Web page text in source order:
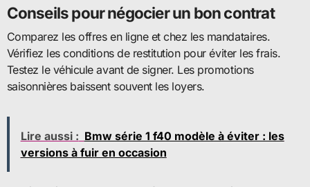
Conseils pour négocier un bon contrat
Comparez les offres en ligne et chez les mandataires.
Vérifiez les conditions de restitution pour éviter les frais.
Testez le véhicule avant de signer. Les promotions
saisonnières baissent souvent les loyers.
Lire aussi : Bmw série 1 f40 modèle à éviter : les
versions à fuir en occasion